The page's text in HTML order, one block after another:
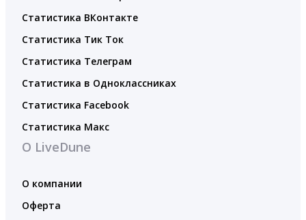
Статистика ВКонтакте
Статистика Тик Ток
Статистика Телеграм
Статистика в Одноклассниках
Статистика Facebook
Статистика Макс
О LiveDune
О компании
Оферта